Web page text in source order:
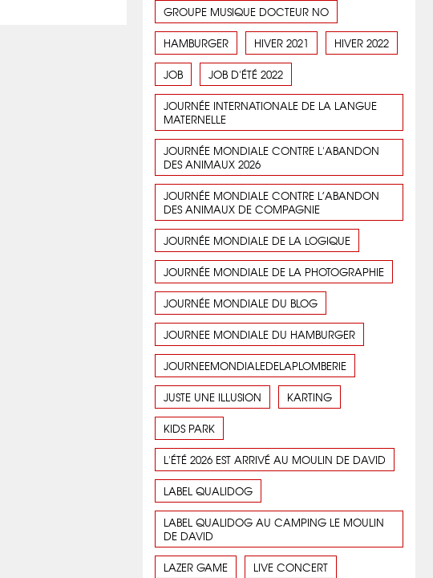
GROUPE MUSIQUE DOCTEUR NO
HAMBURGER HIVER 2021 HIVER 2022
JOB JOB D'ÉTÉ 2022
JOURNÉE INTERNATIONALE DE LA LANGUE
MATERNELLE
JOURNÉE MONDIALE CONTRE L'ABANDON
DES ANIMAUX 2026
JOURNÉE MONDIALE CONTRE L’ABANDON
DES ANIMAUX DE COMPAGNIE
JOURNÉE MONDIALE DE LA LOGIQUE
JOURNÉE MONDIALE DE LA PHOTOGRAPHIE
JOURNÉE MONDIALE DU BLOG
JOURNEE MONDIALE DU HAMBURGER
JOURNEEMONDIALEDELAPLOMBERIE
JUSTE UNE ILLUSION KARTING
KIDS PARK
L'ÉTÉ 2026 EST ARRIVÉ AU MOULIN DE DAVID
LABEL QUALIDOG
LABEL QUALIDOG AU CAMPING LE MOULIN
DE DAVID
LAZER GAME LIVE CONCERT